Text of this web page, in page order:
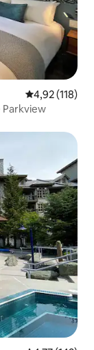
4,92 de uma
4,92 (118)